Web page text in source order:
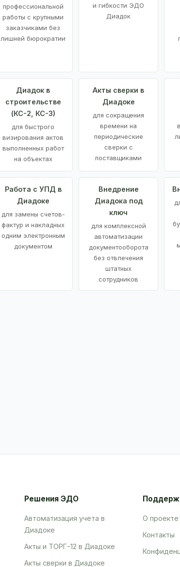
профессиональной
работы с крупными
заказчиками без
лишней бюрократии
и гибкости ЭДО
Диадок
Диадок в
строительстве
(КС-2, КС-3)
для быстрого
визирования актов
выполненных работ
на объектах
Акты сверки в
Диадоке
для сокращения
времени на
периодические
сверки с
поставщиками
Работа с УПД в
Диадоке
для замены счетов-
фактур и накладных
одним электронным
документом
Внедрение
Диадока под
ключ
для комплексной
автоматизации
документооборота
без отвлечения
штатных
сотрудников
Решения ЭДО
Автоматизация учета в
Диадоке
Акты и ТОРГ-12 в Диадоке
Акты сверки в Диадоке
О проекте
Контакты